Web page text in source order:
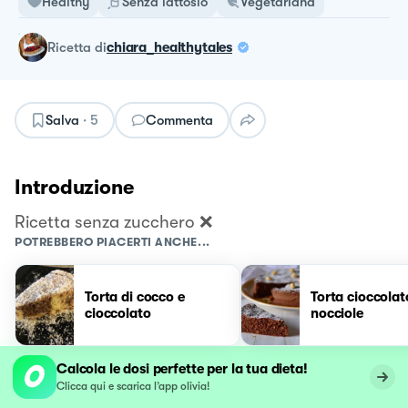
ricetta dichiara_healthytales
Salva · 5 Commenta
Introduzione
Ricetta senza zucchero ❌
POTREBBERO PIACERTI ANCHE...
Torta di cocco e
cioccolato
Torta
nocciole
Calcola le dosi perfette per la tua dieta!
Clicca qui e scarica l’app olivia!